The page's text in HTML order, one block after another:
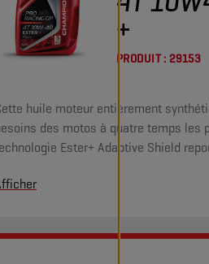
+
PRODUIT : 29153
huile moteur entièrement
des motos à quatre temps les
Ester+ Adaptive Shield